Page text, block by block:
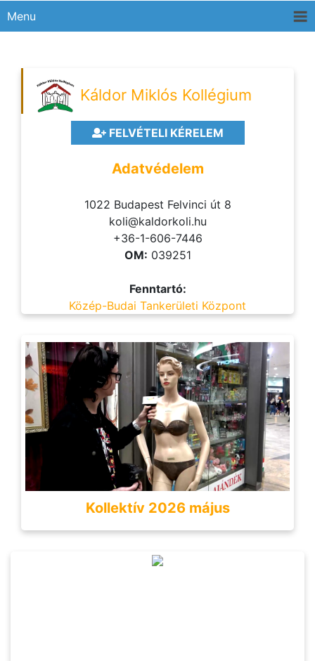
Menu
Káldor Miklós Kollégium
FELVÉTELI KÉRELEM
Adatvédelem
1022 Budapest Felvinci út 8
koli@kaldorkoli.hu
+36-1-606-7446
OM: 039251
Fenntartó:
Közép-Budai Tankerületi Központ
Kollektív 2026 május